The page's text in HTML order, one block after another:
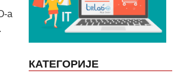
а
КАТЕГОРИЈЕ